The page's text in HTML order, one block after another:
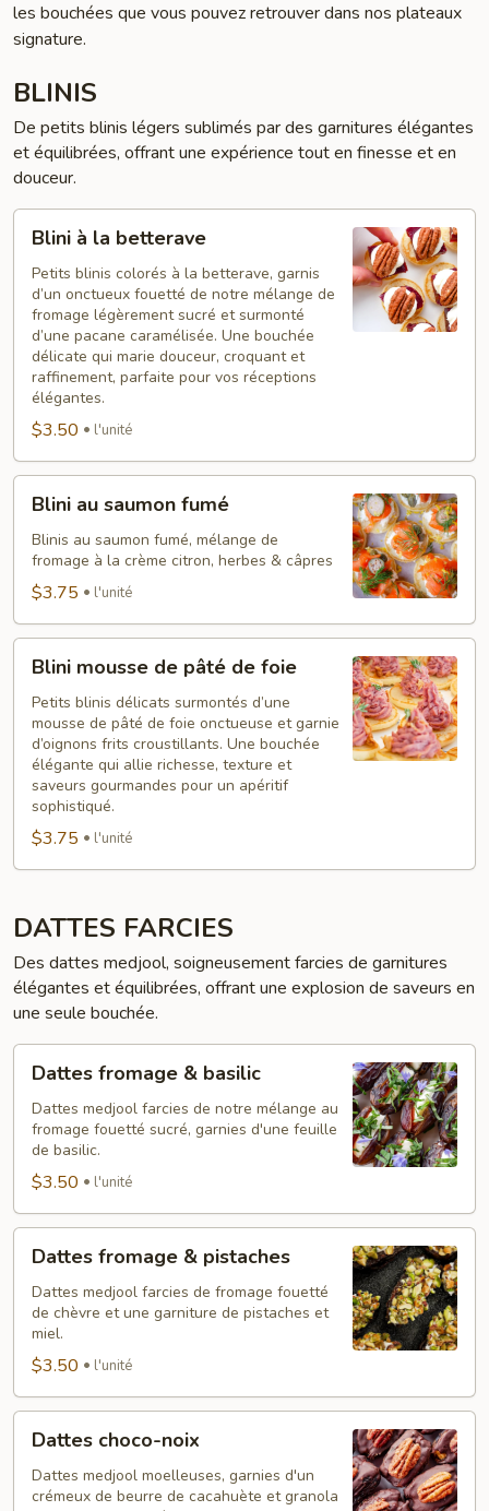
les bouchées que vous pouvez retrouver dans nos plateaux
signature.
BLINIS
De petits blinis légers sublimés par des garnitures élégantes
et équilibrées, offrant une expérience tout en finesse et en
douceur.
betterave
Blini à la betterave
Petits blinis colorés à la betterave, garnis
d’un onctueux fouetté de notre mélange de
fromage légèrement sucré et surmonté
d’une pacane caramélisée. Une bouchée
délicate qui marie douceur, croquant et
raffinement, parfaite pour vos réceptions
élégantes.
$3.50 l'unité
saumon
fumé
Blini au saumon fumé
Blinis au saumon fumé, mélange de
fromage à la crème citron, herbes & câpres
$3.75 l'unité
mousse
de
pâté
foie
Blini mousse de pâté de foie
Petits blinis délicats surmontés d’une
mousse de pâté de foie onctueuse et garnie
d’oignons frits croustillants. Une bouchée
élégante qui allie richesse, texture et
saveurs gourmandes pour un apéritif
sophistiqué.
$3.75 l'unité
DATTES FARCIES
Des dattes medjool, soigneusement farcies de garnitures
élégantes et équilibrées, offrant une explosion de saveurs en
une seule bouchée.
fromage
basilic
Dattes fromage & basilic
Dattes medjool farcies de notre mélange au
fromage fouetté sucré, garnies d'une feuille
de basilic.
$3.50 l'unité
fromage
pistaches
Dattes fromage & pistaches
Dattes medjool farcies de fromage fouetté
de chèvre et une garniture de pistaches et
miel.
$3.50 l'unité
choco-
noix
Dattes choco-noix
Dattes medjool moelleuses, garnies d'un
crémeux de beurre de cacahuète et granola